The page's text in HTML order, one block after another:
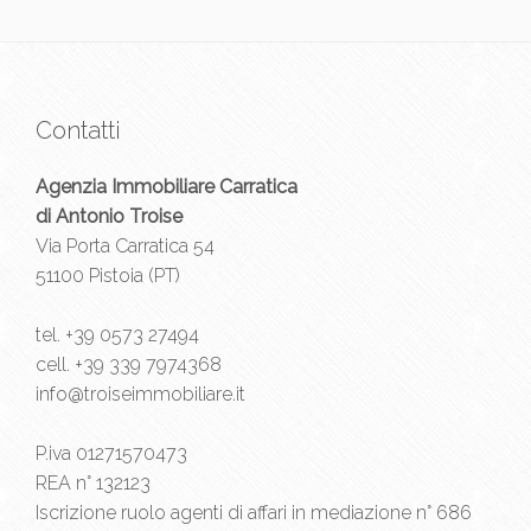
Contatti
Agenzia Immobiliare Carratica
di Antonio Troise
Via Porta Carratica 54
51100 Pistoia (PT)
tel. +39 0573 27494
cell. +39 339 7974368
info@troiseimmobiliare.it
P.iva 01271570473
REA n° 132123
Iscrizione ruolo agenti di affari in mediazione n° 686